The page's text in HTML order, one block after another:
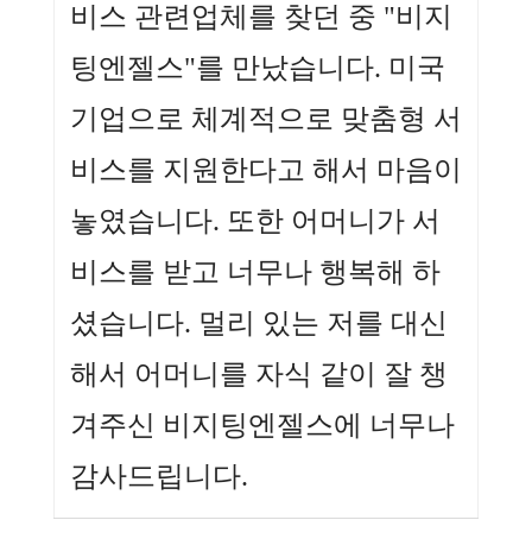
비스 관련업체를 찾던 중 "비지
팅엔젤스"를 만났습니다. 미국
기업으로 체계적으로 맞춤형 서
비스를 지원한다고 해서 마음이
놓였습니다. 또한 어머니가 서
비스를 받고 너무나 행복해 하
셨습니다. 멀리 있는 저를 대신
해서 어머니를 자식 같이 잘 챙
겨주신 비지팅엔젤스에 너무나
감사드립니다.